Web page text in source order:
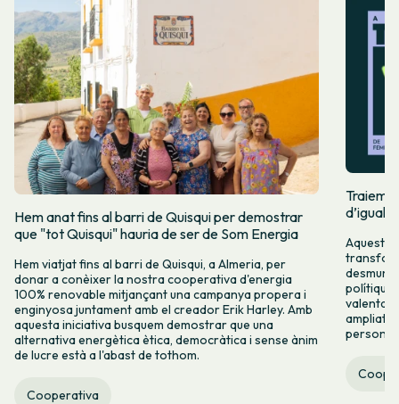
Hem anat fins al barri de Quisqui per demostrar
que "tot Quisqui" hauria de ser de Som Energia
Hem viatjat fins al barri de Quisqui, a Almeria, per
donar a conèixer la nostra cooperativa d'energia
100% renovable mitjançant una campanya propera i
enginyosa juntament amb el creador Erik Harley. Amb
aquesta iniciativa busquem demostrar que una
alternativa energètica ètica, democràtica i sense ànim
de lucre està a l'abast de tothom.
Cooperativa
Traiem
Aquest
valenta